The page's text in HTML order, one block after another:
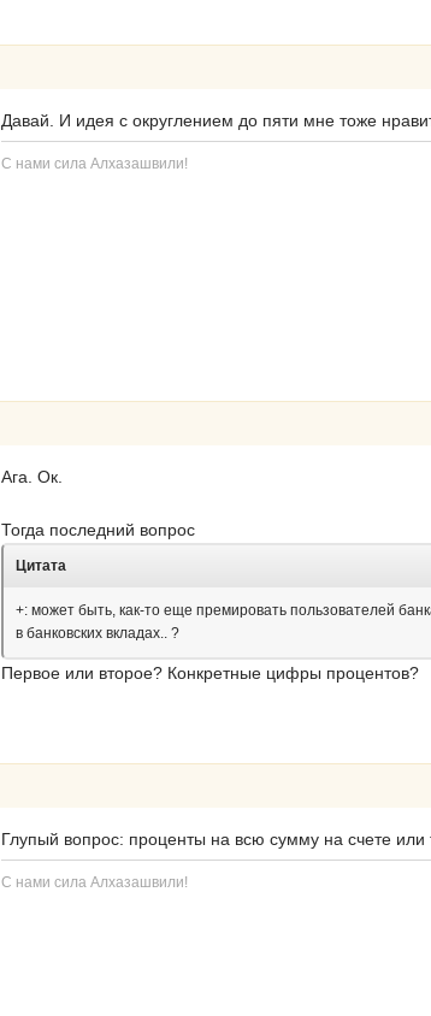
Давай. И идея с округлением до пяти мне тоже
С нами сила Алхазашвили!
Ага. Ок.
Тогда последний вопрос
Цитата
+: может быть, как-то еще премировать пользователей
в банковских вкладах.. ?
Первое или второе? Конкретные цифры процентов?
Глупый вопрос: проценты на всю сумму на счете или
С нами сила Алхазашвили!